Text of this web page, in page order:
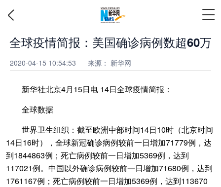
全球疫情简报：美国确诊病例数超60万
2020-04-15 10:54:53 来源： 新华网
新华社北京4月15日电 14日全球疫情简报：
全球数据
世界卫生组织：截至欧洲中部时间14日10时（北京时间
14日16时），全球新冠确诊病例较前一日增加71779例，达
到1844863例；死亡病例较前一日增加5369例，达到
117021例。中国以外确诊病例较前一日增加71680例，达到
1761167例；死亡病例较前一日增加5369例，达到113670